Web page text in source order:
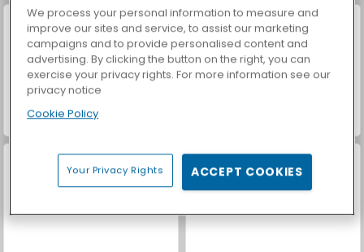
VegaMix Da Vinci Puzzles
We process your personal information to measure and
improve our sites and service, to assist our marketing
campaigns and to provide personalised content and
advertising. By clicking the button on the right, you can
exercise your privacy rights. For more information see our
privacy notice
Cookie Policy
Your Privacy Rights ACCEPT COOKIES